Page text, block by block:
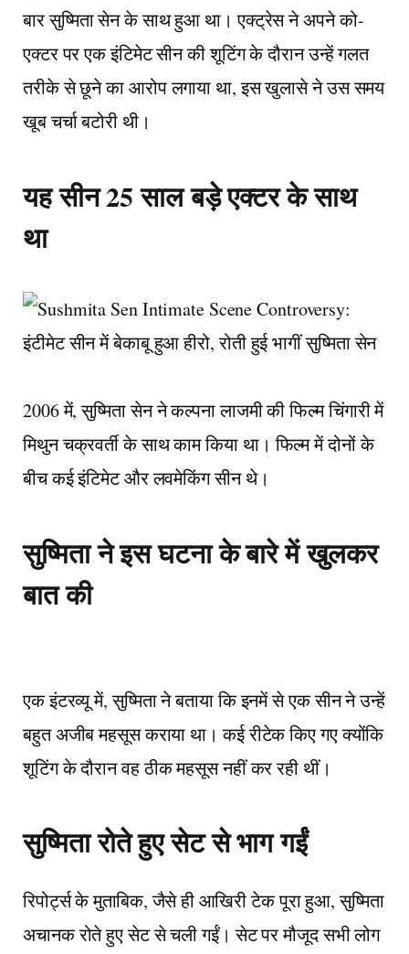
बार सुष्मिता सेन के साथ हुआ था। एक्ट्रेस ने अपने को-
एक्टर पर एक इंटिमेट सीन की शूटिंग के दौरान उन्हें गलत
तरीके से छूने का आरोप लगाया था, इस खुलासे ने उस समय
खूब चर्चा बटोरी थी।
यह सीन 25 साल बड़े एक्टर के साथ
था
2006 में, सुष्मिता सेन ने कल्पना लाजमी की फिल्म चिंगारी में
मिथुन चक्रवर्ती के साथ काम किया था। फिल्म में दोनों के
बीच कई इंटिमेट और लवमेकिंग सीन थे।
सुष्मिता ने इस घटना के बारे में खुलकर
बात की
एक इंटरव्यू में, सुष्मिता ने बताया कि इनमें से एक सीन ने उन्हें
बहुत अजीब महसूस कराया था। कई रीटेक किए गए क्योंकि
शूटिंग के दौरान वह ठीक महसूस नहीं कर रही थीं।
सुष्मिता रोते हुए सेट से भाग गईं
रिपोर्ट्स के मुताबिक, जैसे ही आखिरी टेक पूरा हुआ, सुष्मिता
अचानक रोते हुए सेट से चली गईं। सेट पर मौजूद सभी लोग